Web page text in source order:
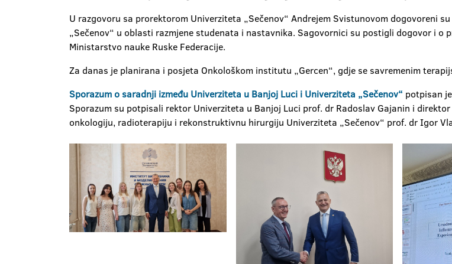
U razgovoru sa prorektorom Univerziteta „Sečenov“ Andrejem Svistunovom dogovoreni
„Sečenov“ u oblasti razmjene studenata i nastavnika. Sagovornici su postigli dogovor i
Ministarstvo nauke Ruske Federacije.
Za danas je planirana i posjeta Onkološkom institutu „Gercen“, gdje se savremenim
Sporazum o saradnji između Univerziteta u Banjoj Luci i Univerziteta „Sečenov“ potpisan
Sporazum su potpisali rektor Univerziteta u Banjoj Luci prof. dr Radoslav Gajanin i
onkologiju, radioterapiju i rekonstruktivnu hirurgiju Univerziteta „Sečenov“ prof. dr Igor